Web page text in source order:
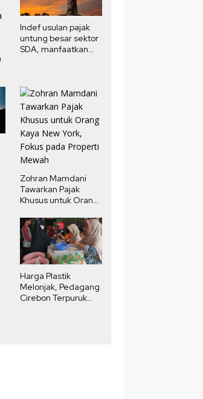
Indef usulan pajak
untung besar sektor
SDA, manfaatkan
Zohran Mamdani
Tawarkan Pajak
Khusus untuk Orang
Fokus pada Properti
Mewah
Harga Plastik
Melonjak, Pedagang
Cirebon Terpuruk